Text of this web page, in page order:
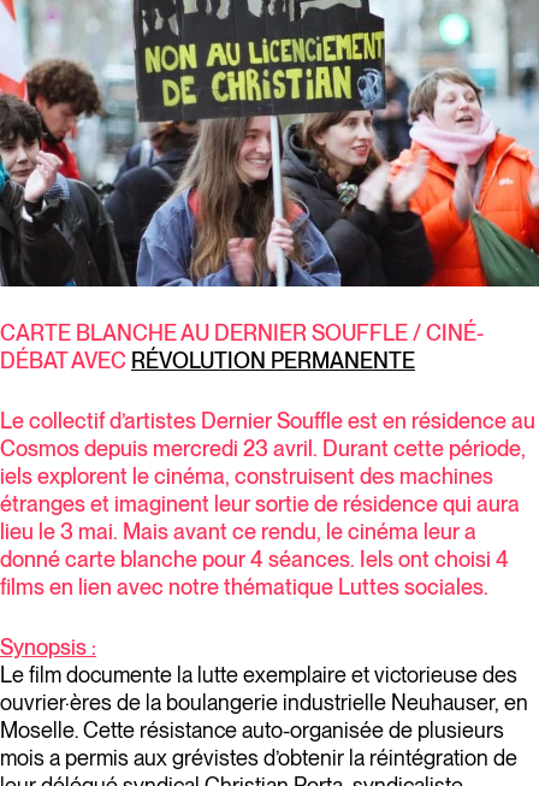
CARTE BLANCHE AU DERNIER SOUFFLE / CINÉ-
DÉBAT AVEC RÉVOLUTION PERMANENTE
Le collectif d’artistes Dernier Souffle est en résidence au
Cosmos depuis mercredi 23 avril. Durant cette période,
iels explorent le cinéma, construisent des machines
étranges et imaginent leur sortie de résidence qui aura
lieu le 3 mai. Mais avant ce rendu, le cinéma leur a
donné carte blanche pour 4 séances. Iels ont choisi 4
films en lien avec notre thématique Luttes sociales.
Synopsis :
Le film documente la lutte exemplaire et victorieuse des
ouvrier·ères de la boulangerie industrielle Neuhauser, en
Moselle. Cette résistance auto-organisée de plusieurs
mois a permis aux grévistes d’obtenir la réintégration de